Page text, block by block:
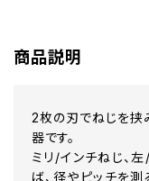
商品説明
2枚の刃でねじを挟
器です。
ミリ/インチねじ、
ば、径やピッチを